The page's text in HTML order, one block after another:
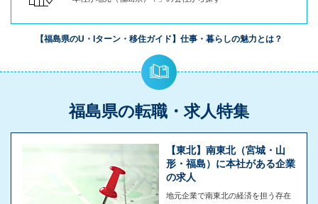
【福島県のU・Iターン・移住ガイド】仕事・暮らしの魅力とは？
福島県の転職・求人特集
【東北】南東北（宮城・山
形・福島）に本社がある企業
の求人
地元企業で南東北の経済を担う存在